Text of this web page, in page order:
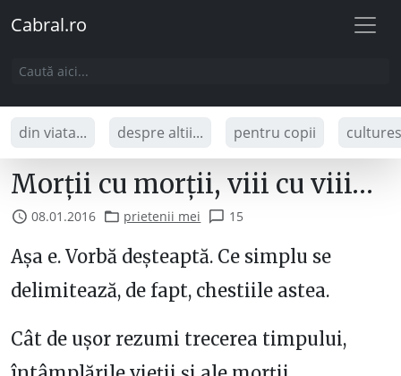
Cabral.ro
din viata... despre altii... pentru copii
Morții cu morții, viii cu viii…
08.01.2016 prietenii mei 15
Așa e. Vorbă deșteaptă. Ce simplu se
delimitează, de fapt, chestiile astea.
Cât de ușor rezumi trecerea timpului,